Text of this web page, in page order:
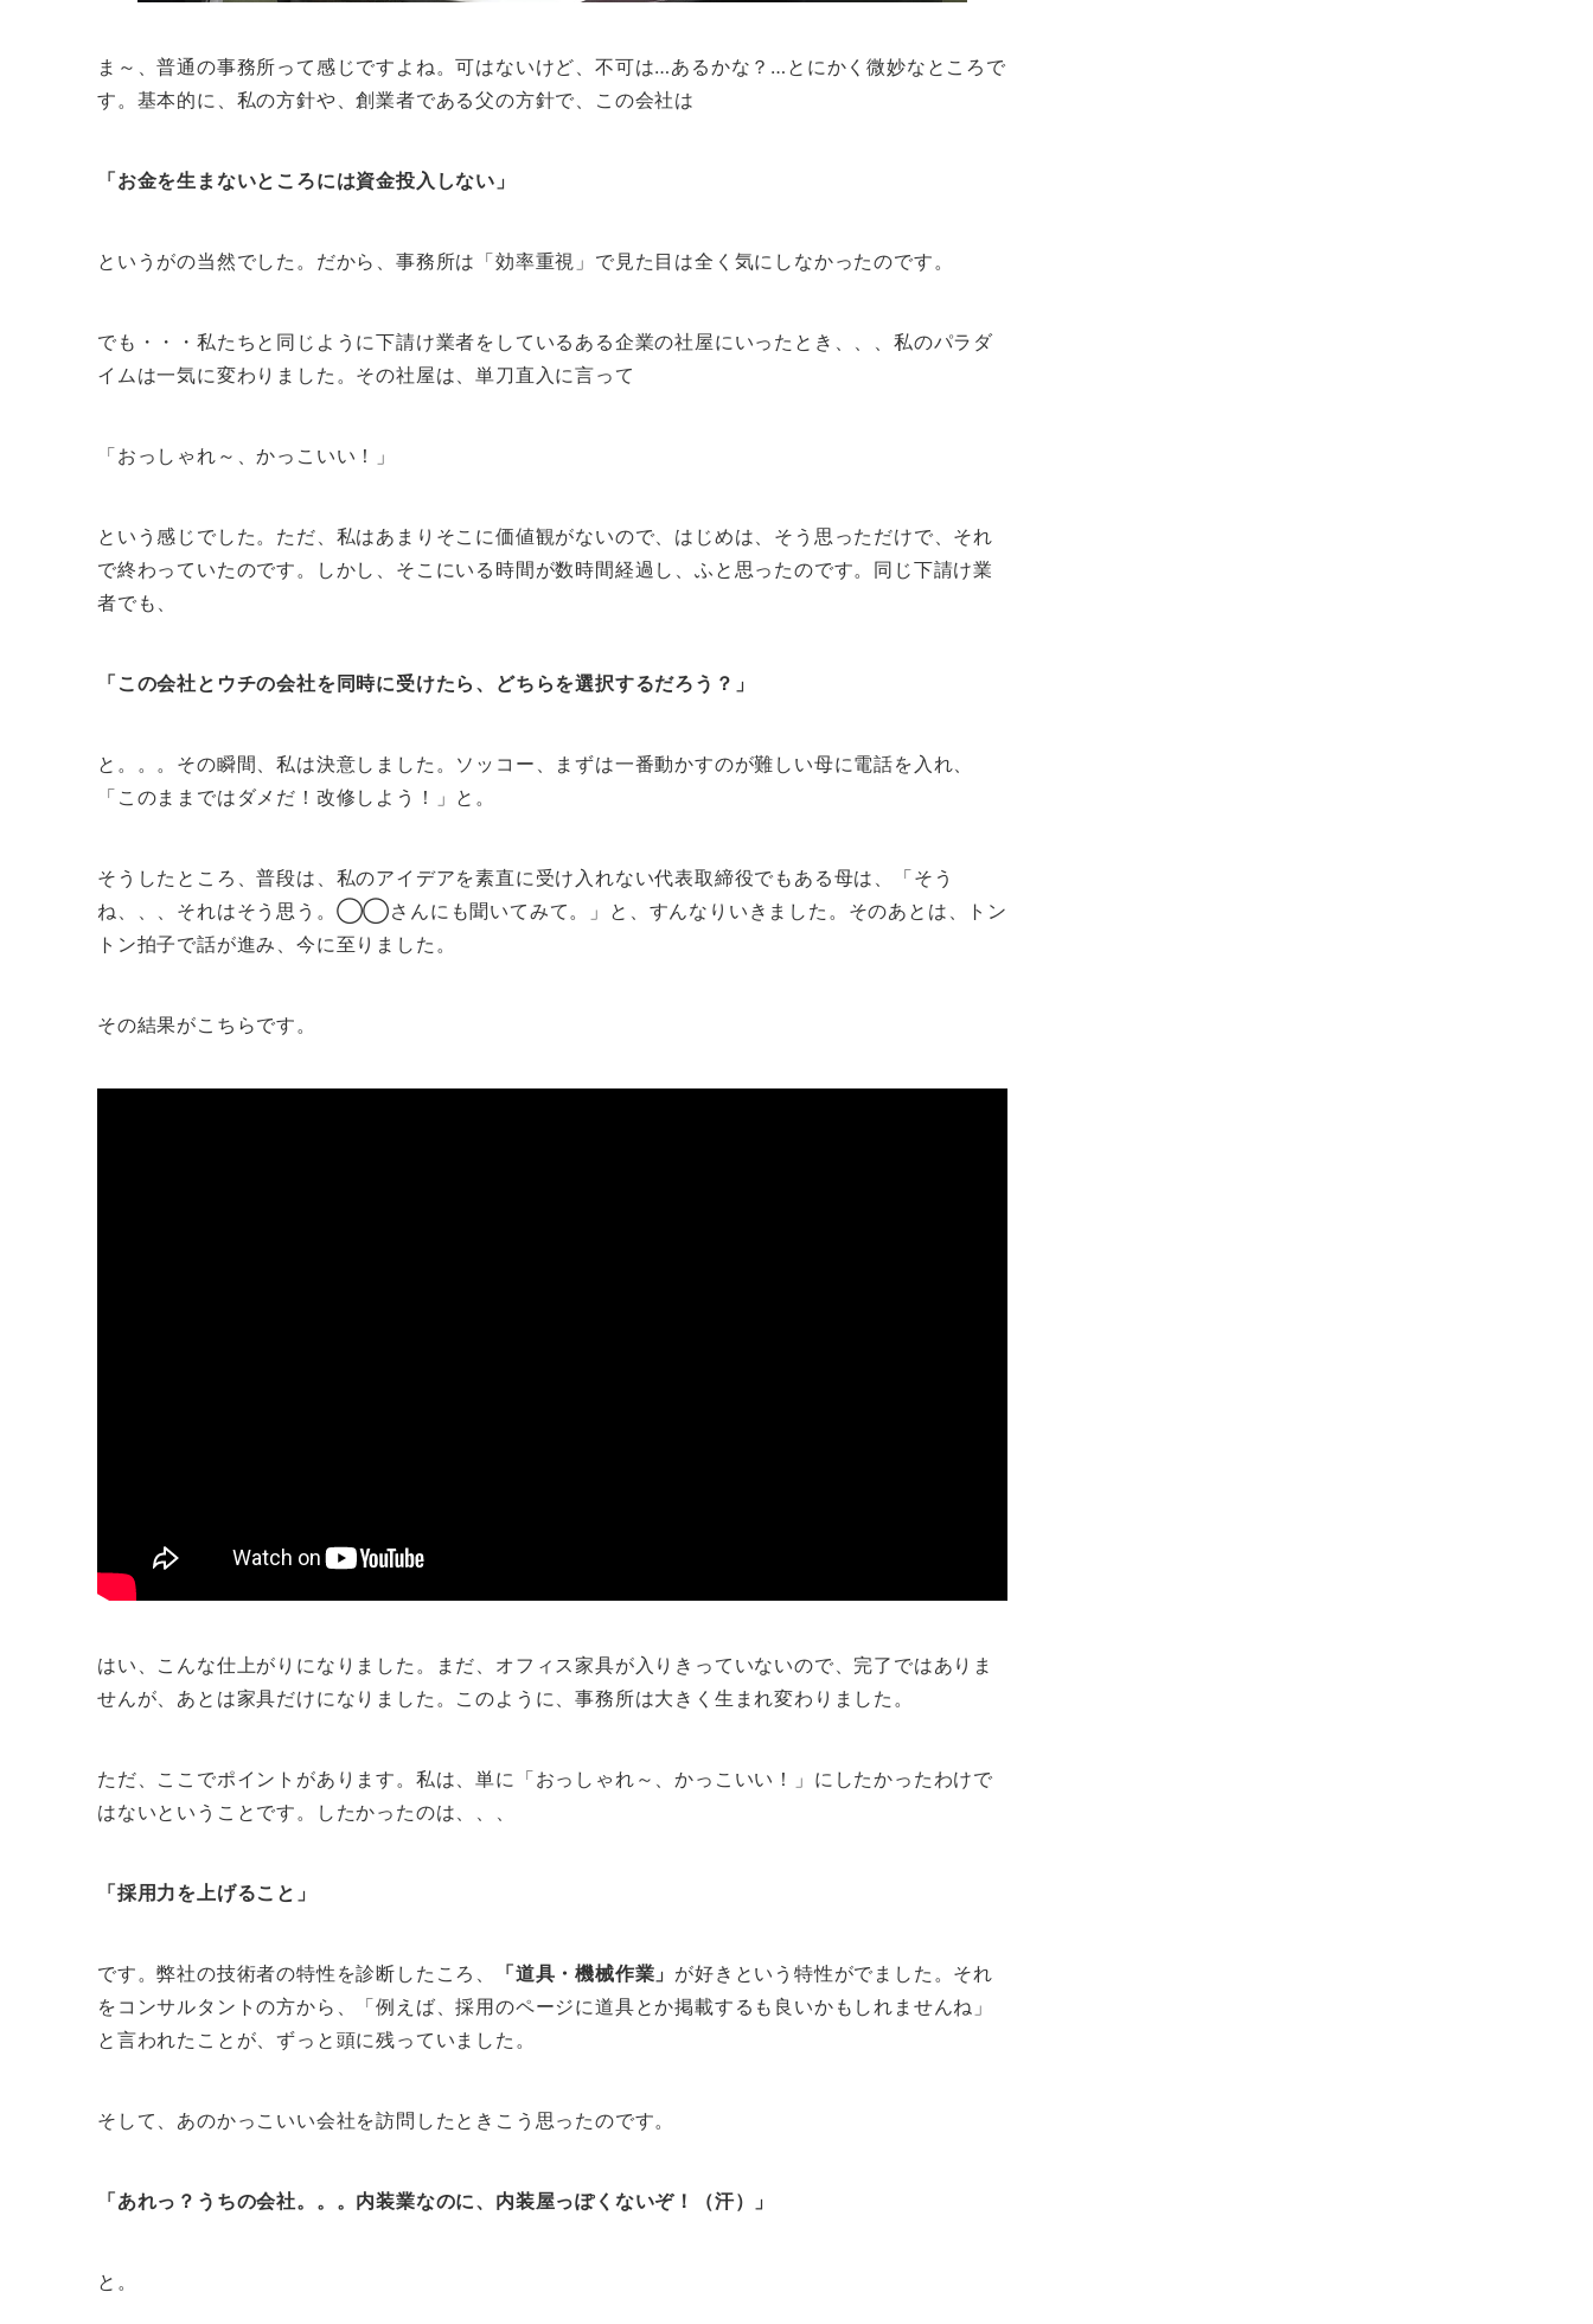
ま～、普通の事務所って感じですよね。可はないけど、不可は…あるかな？…とにかく微妙なところで
す。基本的に、私の方針や、創業者である父の方針で、この会社は
「お金を生まないところには資金投入しない」
というがの当然でした。だから、事務所は「効率重視」で見た目は全く気にしなかったのです。
でも・・・私たちと同じように下請け業者をしているある企業の社屋にいったとき、、、私のパラダ
イムは一気に変わりました。その社屋は、単刀直入に言って
「おっしゃれ～、かっこいい！」
という感じでした。ただ、私はあまりそこに価値観がないので、はじめは、そう思っただけで、それ
で終わっていたのです。しかし、そこにいる時間が数時間経過し、ふと思ったのです。同じ下請け業
者でも、
「この会社とウチの会社を同時に受けたら、どちらを選択するだろう？」
と。。。その瞬間、私は決意しました。ソッコー、まずは一番動かすのが難しい母に電話を入れ、
「このままではダメだ！改修しよう！」と。
そうしたところ、普段は、私のアイデアを素直に受け入れない代表取締役でもある母は、「そう
ね、、、それはそう思う。◯◯さんにも聞いてみて。」と、すんなりいきました。そのあとは、トン
トン拍子で話が進み、今に至りました。
その結果がこちらです。
はい、こんな仕上がりになりました。まだ、オフィス家具が入りきっていないので、完了ではありま
せんが、あとは家具だけになりました。このように、事務所は大きく生まれ変わりました。
ただ、ここでポイントがあります。私は、単に「おっしゃれ～、かっこいい！」にしたかったわけで
はないということです。したかったのは、、、
「採用力を上げること」
です。弊社の技術者の特性を診断したころ、 「道具・機械作業」 が好きという特性がでました。それ
をコンサルタントの方から、「例えば、採用のページに道具とか掲載するも良いかもしれませんね」
と言われたことが、ずっと頭に残っていました。
そして、あのかっこいい会社を訪問したときこう思ったのです。
「あれっ？うちの会社。。。内装業なのに、内装屋っぽくないぞ！（汗）」
と。